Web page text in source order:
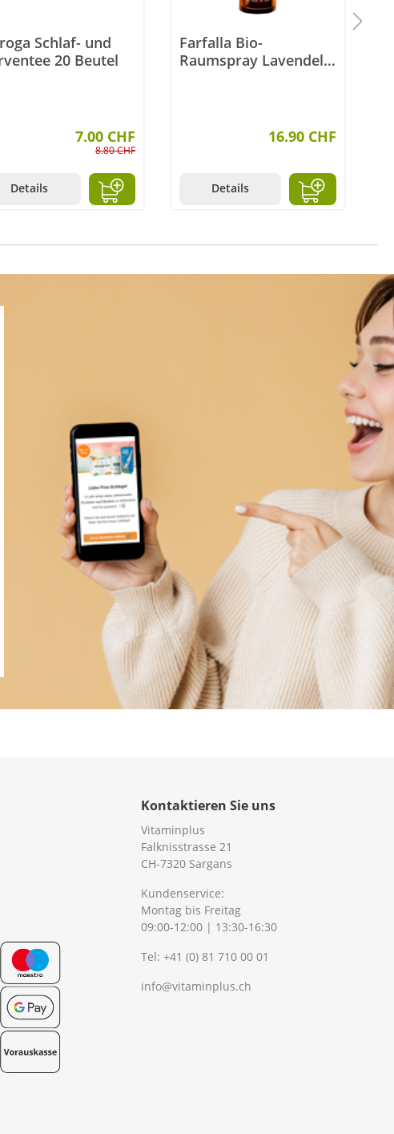
Schlaf- und
20 Beutel
7.00 CHF
8.80 CHF
Details
Farfalla Bio-
Raumspray Lavendel
16.90 CHF
Details
Kontaktieren Sie uns
Vitaminplus
Falknisstrasse 21
CH-7320 Sargans
Kundenservice:
Montag bis Freitag
09:00-12:00 | 13:30-16:30
Tel: +41 (0) 81 710 00 01
info@vitaminplus.ch